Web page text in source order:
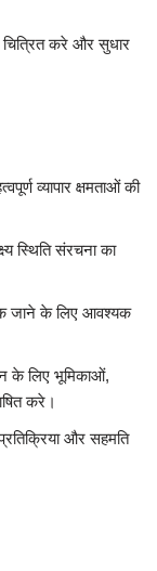
चित्रित करे और सुधार
व्यापार क्षमताओं की
स्थिति संरचना का
तक जाने के लिए आवश्यक
के लिए भूमिकाओं,
करे।
और सहमति